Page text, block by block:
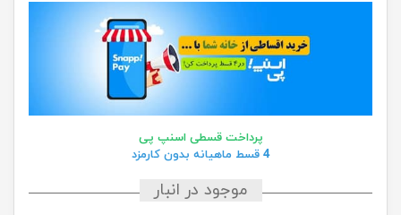
پرداخت قسطی اسنپ پی
4 قسط ماهیانه بدون کارمزد
موجود در انبار